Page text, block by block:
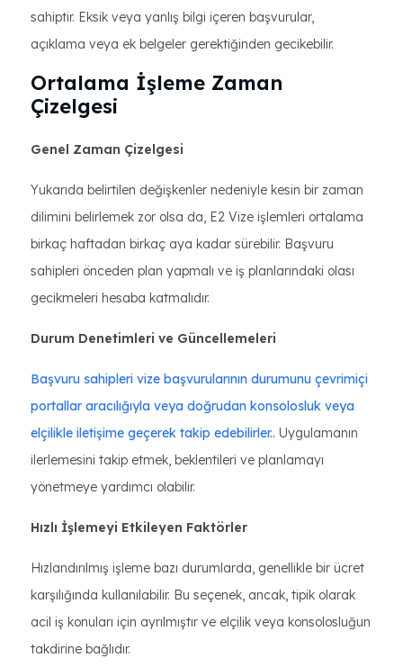
sahiptir. Eksik veya yanlış bilgi içeren başvurular,
açıklama veya ek belgeler gerektiğinden gecikebilir.
Ortalama İşleme Zaman
Çizelgesi
Genel Zaman Çizelgesi
Yukarıda belirtilen değişkenler nedeniyle kesin bir zaman
dilimini belirlemek zor olsa da, E2 Vize işlemleri ortalama
birkaç haftadan birkaç aya kadar sürebilir. Başvuru
sahipleri önceden plan yapmalı ve iş planlarındaki olası
gecikmeleri hesaba katmalıdır.
Durum Denetimleri ve Güncellemeleri
Başvuru sahipleri vize başvurularının durumunu çevrimiçi
portallar aracılığıyla veya doğrudan konsolosluk veya
elçilikle iletişime geçerek takip edebilirler.. Uygulamanın
ilerlemesini takip etmek, beklentileri ve planlamayı
yönetmeye yardımcı olabilir.
Hızlı İşlemeyi Etkileyen Faktörler
Hızlandırılmış işleme bazı durumlarda, genellikle bir ücret
karşılığında kullanılabilir. Bu seçenek, ancak, tipik olarak
acil iş konuları için ayrılmıştır ve elçilik veya konsolosluğun
takdirine bağlıdır.